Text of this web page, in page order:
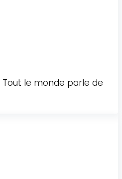
Tout le monde parle de